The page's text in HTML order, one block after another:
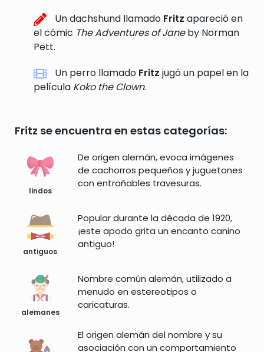
Un dachshund llamado Fritz apareció en
el cómic The Adventures of Janeby Norman
Pett.
Un perro llamado Fritz jugó un papel en la
película Koko the Clown.
Fritz se encuentra en estas categorías:
lindos
De origen alemán, evoca imágenes
de cachorros pequeños y juguetones
con entrañables travesuras.
antiguos
Popular durante la década de 1920,
¡este apodo grita un encanto canino
antiguo!
alemanes
Nombre común alemán, utilizado a
menudo en estereotipos o
caricaturas.
El origen alemán del nombre y su
asociación con un comportamiento